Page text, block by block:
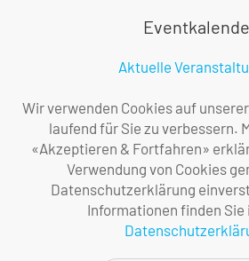
Aktuelle
Infos zur
Firma
Über uns
Ihre
Wir verwenden Cookies auf
laufend für Sie zu verbessern.
«Akzeptieren & Fortfahren»
Verwendung von Cookies
Datenschutzerklärung
Informationen finden Sie